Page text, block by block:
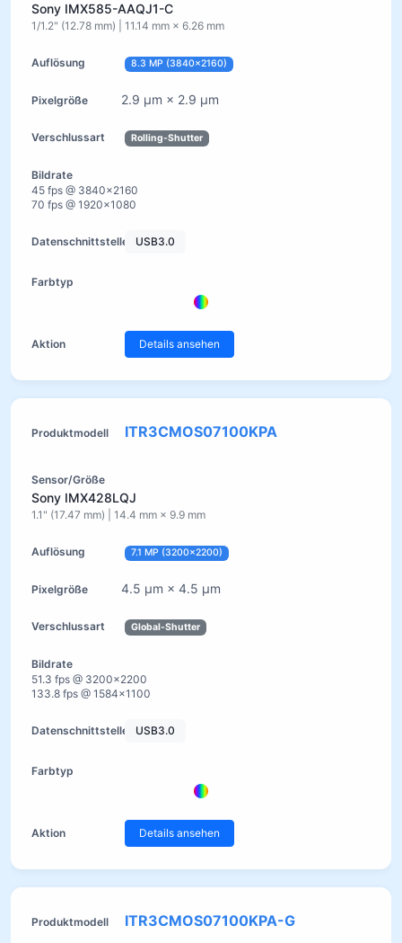
Sony IMX585-AAQJ1-C
1/1.2" (12.78 mm) | 11.14 mm × 6.26 mm
8.3 MP (3840×2160)
2.9 µm × 2.9 µm
Rolling-Shutter
45 fps @ 3840×2160
70 fps @ 1920×1080
USB3.0
Details ansehen
ITR3CMOS07100KPA
Sony IMX428LQJ
1.1" (17.47 mm) | 14.4 mm × 9.9 mm
7.1 MP (3200×2200)
4.5 µm × 4.5 µm
Global-Shutter
51.3 fps @ 3200×2200
133.8 fps @ 1584×1100
USB3.0
Details ansehen
ITR3CMOS07100KPA-G